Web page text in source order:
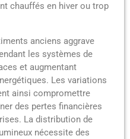
chauffés en hiver ou trop
anciens aggrave
les systèmes de
et augmentant
Les variations
ainsi compromettre
des pertes financières
La distribution de
nécessite des